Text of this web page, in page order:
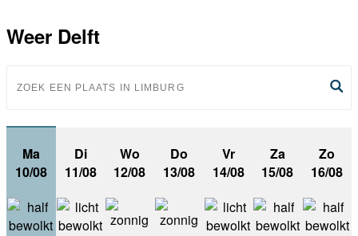
Weer Delft
Ma
10/08
Di
11/08
Wo
12/08
Do
13/08
Vr
14/08
Za
15/08
Zo
16/08